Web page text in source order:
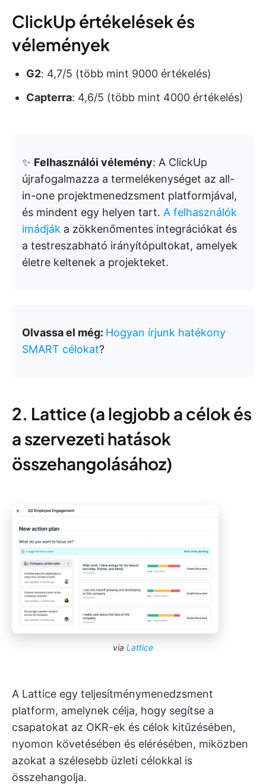
ClickUp értékelések és
vélemények
G2: 4,7/5 (több mint 9000 értékelés)
Capterra: 4,6/5 (több mint 4000 értékelés)
✨ Felhasználói vélemény: A ClickUp
újrafogalmazza a termelékenységet az all-
in-one projektmenedzsment platformjával,
és mindent egy helyen tart. A felhasználók
imádják a zökkenőmentes integrációkat és
a testreszabható irányítópultokat, amelyek
életre keltenek a projekteket.
Olvassa el még: Hogyan írjunk hatékony
SMART célokat?
2. Lattice (a legjobb a célok és
a szervezeti hatások
összehangolásához)
via Lattice
A Lattice egy teljesítménymenedzsment
platform, amelynek célja, hogy segítse a
csapatokat az OKR-ek és célok kitűzésében,
nyomon követésében és elérésében, miközben
azokat a szélesebb üzleti célokkal is
összehangolja.